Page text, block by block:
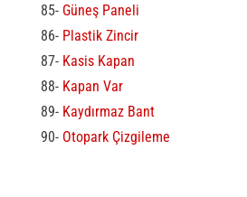
85- Güneş Paneli
86- Plastik Zincir
87- Kasis Kapan
88- Kapan Var
89- Kaydırmaz Bant
90- Otopark Çizgileme